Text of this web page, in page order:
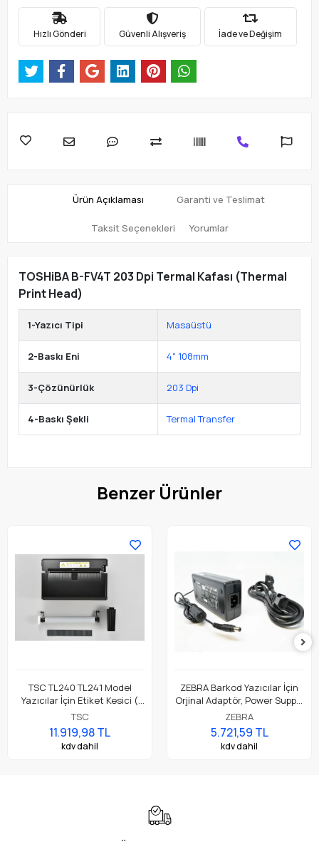
Hızlı Gönderi Güvenli Alışveriş İade ve Değişim
Ürün Açıklaması Garanti ve Teslimat
Taksit Seçenekleri Yorumlar
TOSHiBA B-FV4T 203 Dpi Termal Kafası (Thermal
Print Head)
1-Yazıcı Tipi Masaüstü
2-Baskı Eni 4" 108mm
3-Çözünürlük 203 Dpi
4-Baskı Şekli Termal Transfer
Benzer Ürünler
TSC TL240 TL241 Model
Yazıcılar İçin Etiket Kesici (
Accessory Cutter Module,
Full Cut )
TSC
11.919,98 TL
kdv dahil
ZEBRA Barkod Yazıcılar İçin
Orjinal Adaptör, Power Supply
Parça No: P1079903-026
ZEBRA
5.721,59 TL
kdv dahil